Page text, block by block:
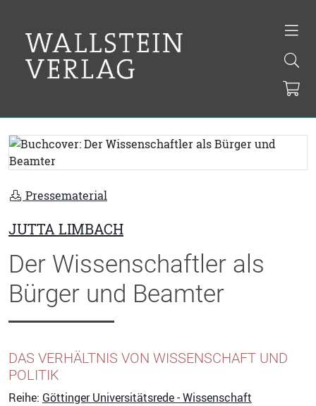
Pressematerial
JUTTA LIMBACH
Der Wissenschaftler als
Bürger und Beamter
DAS VERHÄLTNIS VON WISSENSCHAFT UND
POLITIK
Reihe: Göttinger Universitätsrede - Wissenschaft